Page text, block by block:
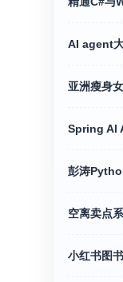
亚洲瘦身
空离卖点